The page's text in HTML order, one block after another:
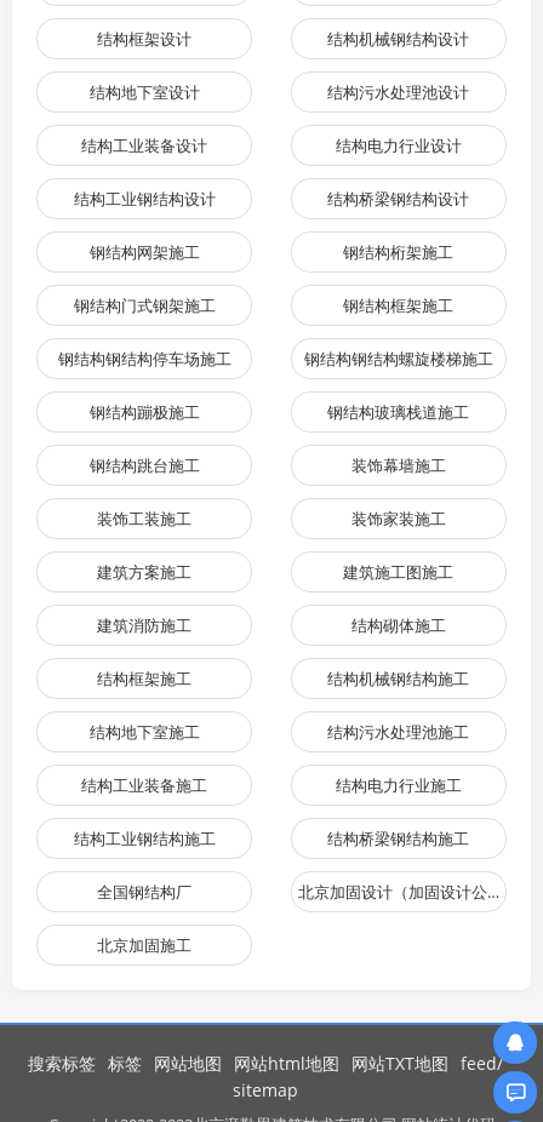
结构框架设计 结构机械钢结构设计
结构地下室设计 结构污水处理池设计
结构工业装备设计 结构电力行业设计
结构工业钢结构设计 结构桥梁钢结构设计
钢结构网架施工 钢结构桁架施工
钢结构门式钢架施工 钢结构框架施工
钢结构钢结构停车场施工 钢结构钢结构螺旋楼梯施工
钢结构蹦极施工 钢结构玻璃栈道施工
钢结构跳台施工 装饰幕墙施工
装饰工装施工 装饰家装施工
建筑方案施工 建筑施工图施工
建筑消防施工 结构砌体施工
结构框架施工 结构机械钢结构施工
结构地下室施工 结构污水处理池施工
结构工业装备施工 结构电力行业施工
结构工业钢结构施工 结构桥梁钢结构施工
全国钢结构厂 北京加固设计（加固设计公司）
北京加固施工
搜索标签 标签 网站地图 网站html地图 网站TXT地图 feed/
sitemap